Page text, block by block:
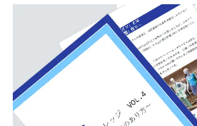
会社情報
事業所一覧